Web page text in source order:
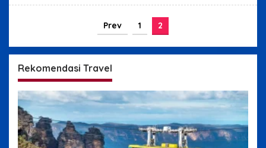
Prev 1 2
Rekomendasi Travel